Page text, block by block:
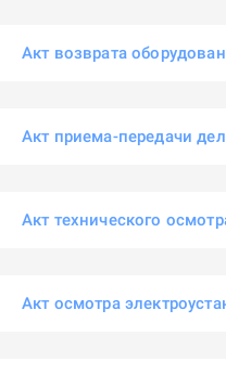
Акт возврата
Акт приема-передачи дел
Акт технического
Акт осмотра